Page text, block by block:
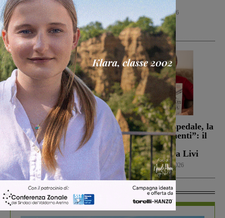
passa 0-1
San Giovanni Valdarno
9 Agosto 2026
Calcio 9 Agosto 2026
Campionato di serie D,
domani i calendari
Calcio 9 Agosto 2026
Dal treno all’ospedale, la
vita in “Frammenti”: il
primo libro del
valdarnese Luca Livi
Cultura 9 Agosto 2026
In Vetrina